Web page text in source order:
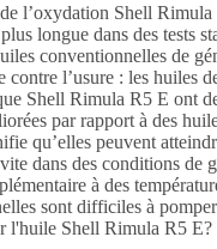
l’oxydation Shell Rimula
longue dans des tests
conventionnelles de
contre l’usure : les huiles
Shell Rimula R5 E ont
par rapport à des
qu’elles peuvent
dans des conditions de
à des
sont difficiles à
l'huile Shell Rimula R5 E?